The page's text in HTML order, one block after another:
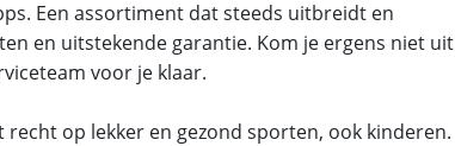
Een assortiment dat steeds uitbreidt en
en uitstekende garantie. Kom je ergens niet uit
voor je klaar.
op lekker en gezond sporten, ook kinderen.